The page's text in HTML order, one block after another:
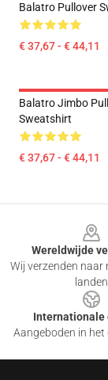
Balatro Pullover
€ 37,67 - € 44,11
Balatro Jimbo
Sweatshirt
€ 37,67 - € 44,11
Wereldwijde
Wij verzenden naar
landen
Internationale
Aangeboden in